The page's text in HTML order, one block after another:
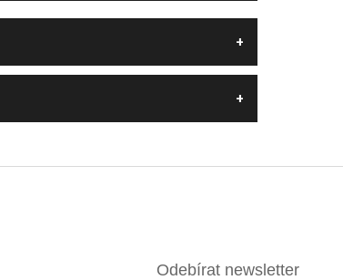
Odebírat newsletter